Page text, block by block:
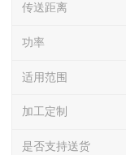
传送距离
功率
适用范围
加工定制
是否支持送货